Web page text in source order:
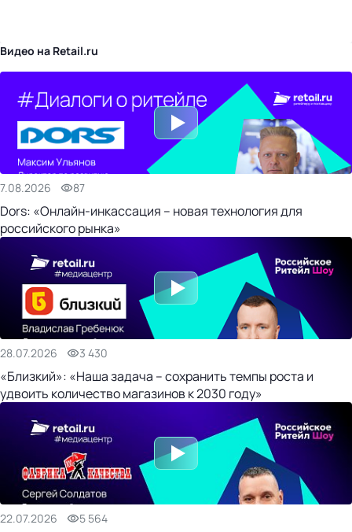
Видео на Retail.ru
7.08.2026 87
Dors: «Онлайн-инкассация – новая технология для
российского рынка»
28.07.2026 3 430
«Близкий»: «Наша задача – сохранить темпы роста и
удвоить количество магазинов к 2030 году»
22.07.2026 5 564